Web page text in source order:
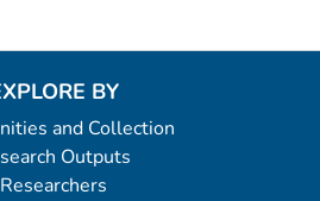
BY
and Collection
Outputs
Researchers